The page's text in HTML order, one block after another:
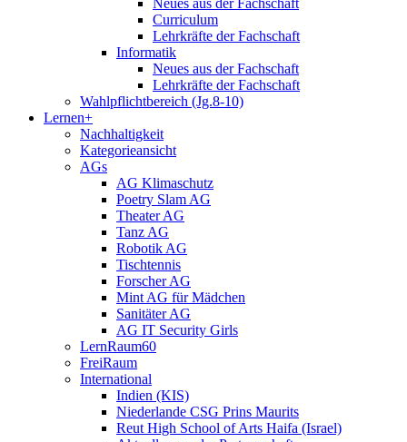
Curriculum
Lehrkräfte der Fachschaft
Informatik
Neues aus der Fachschaft
Lehrkräfte der Fachschaft
Wahlpflichtbereich (Jg.8-10)
Lernen+
Nachhaltigkeit
Kategorieansicht
AGs
AG Klimaschutz
Poetry Slam AG
Theater AG
Tanz AG
Robotik AG
Tischtennis
Forscher AG
Mint AG für Mädchen
Sanitäter AG
AG IT Security Girls
LernRaum60
FreiRaum
International
Indien (KIS)
Niederlande CSG Prins Maurits
Reut High School of Arts Haifa (Israel)